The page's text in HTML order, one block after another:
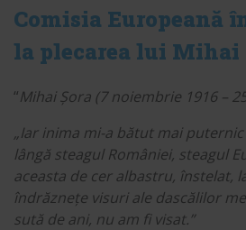
Comisia Europeană
la plecarea lui Mihai
“Mihai Șora (7 noiembrie 1916 –
„Iar inima mi-a bătut mai
lângă steagul României, steagul
aceasta de cer albastru, înstelat,
îndrăznețe visuri ale dascălilor
sută de ani, nu am fi visat.”